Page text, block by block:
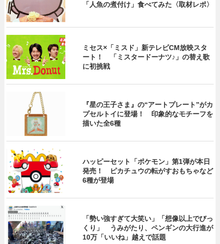
「人魚の煮付け」食べてみた〈取材レポ〉
ミセス×「ミスド」新テレビCM放映スタ
ート！ 「ミスタードーナツ♪」の替え歌
に初挑戦
『星の王子さま』の“アートプレート”がカ
プセルトイに登場！ 印象的なモチーフを
描いた全6種
ハッピーセット「ポケモン」第1弾が本日
発売！ ピカチュウの転がすおもちゃなど
6種が登場
「勢い強すぎて大笑い」「想像以上でびっ
くり」 うみがたり、ペンギンの大行進が
10万「いいね」越えで話題